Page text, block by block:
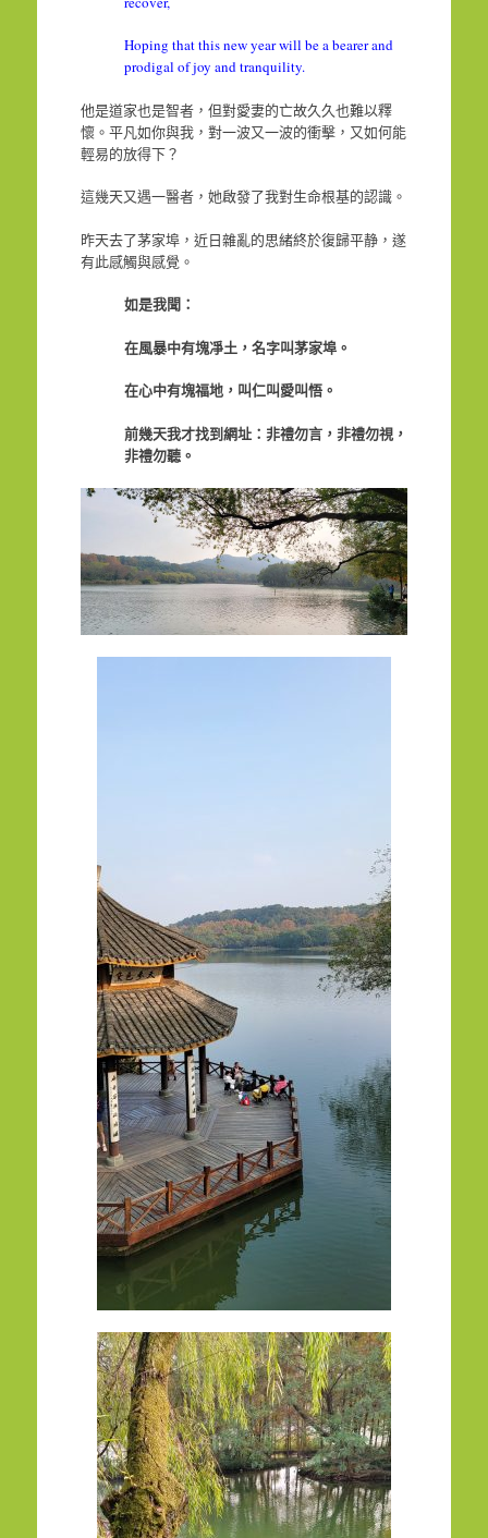
Hoping that this new year will be a bearer and
prodigal of joy and tranquility.
他是道家也是智者，但對愛妻的亡故久久也難以釋
懷。平凡如你與我，對一波又一波的衝擊，又如何能
輕易的放得下？
這幾天又遇一醫者，她啟發了我對生命根基的認識。
昨天去了茅家埠，近日雜亂的思緒終於復歸平静，遂
有此感觸與感覺。
如是我聞：
在風暴中有塊凈土，名字叫茅家埠。
在心中有塊福地，叫仁叫愛叫悟。
前幾天我才找到網址：非禮勿言，非禮勿視，
非禮勿聽。